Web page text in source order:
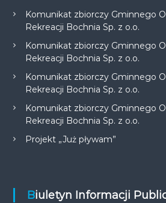
Komunikat zbiorczy Gminnego
Rekreacji Bochnia Sp. z o.o.
Komunikat zbiorczy Gminnego
Rekreacji Bochnia Sp. z o.o.
Komunikat zbiorczy Gminnego
Rekreacji Bochnia Sp. z o.o.
Komunikat zbiorczy Gminnego
Rekreacji Bochnia Sp. z o.o.
Projekt „Już pływam”
Biuletyn Informacji